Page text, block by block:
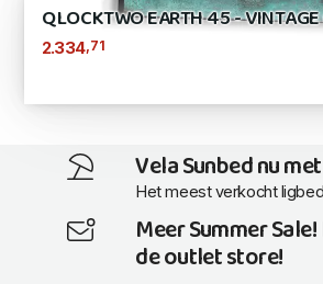
QLOCKTWO EARTH 45 - VINTAGE
2.334,71
Vela Sunbed nu
Het meest verkocht
Meer Summer
de outlet store!